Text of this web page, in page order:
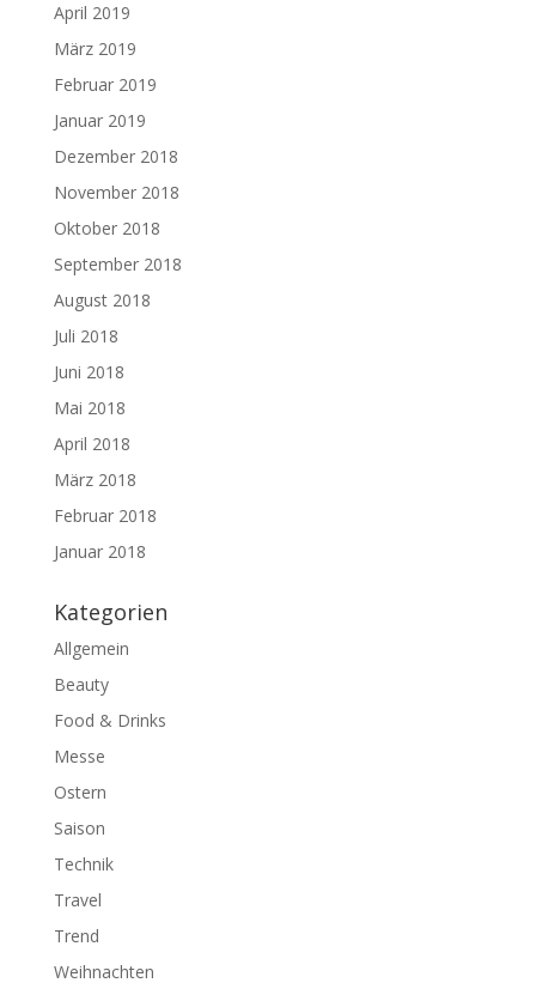
April 2019
März 2019
Februar 2019
Januar 2019
Dezember 2018
November 2018
Oktober 2018
September 2018
August 2018
Juli 2018
Juni 2018
Mai 2018
April 2018
März 2018
Februar 2018
Januar 2018
Kategorien
Allgemein
Beauty
Food & Drinks
Messe
Ostern
Saison
Technik
Travel
Trend
Weihnachten